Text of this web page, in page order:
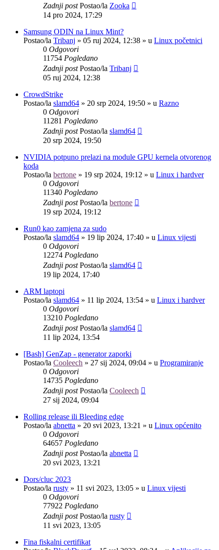
Zadnji postPostao/la Zooka
14 pro 2024, 17:29
Samsung ODIN na Linux Mint?
Postao/la Tribanj » 05 ruj 2024, 12:38 » u Linux početnici
0 Odgovori
11754 Pogledano
Zadnji postPostao/la Tribanj
05 ruj 2024, 12:38
CrowdStrike
Postao/la slamd64 » 20 srp 2024, 19:50 » u Razno
0 Odgovori
11281 Pogledano
Zadnji postPostao/la slamd64
20 srp 2024, 19:50
NVIDIA potpuno prelazi na module GPU kernela otvorenog
koda
Postao/la bertone » 19 srp 2024, 19:12 » u Linux i hardver
0 Odgovori
11340 Pogledano
Zadnji postPostao/la bertone
19 srp 2024, 19:12
Run0 kao zamjena za sudo
Postao/la slamd64 » 19 lip 2024, 17:40 » u Linux vijesti
0 Odgovori
12274 Pogledano
Zadnji postPostao/la slamd64
19 lip 2024, 17:40
ARM laptopi
Postao/la slamd64 » 11 lip 2024, 13:54 » u Linux i hardver
0 Odgovori
13210 Pogledano
Zadnji postPostao/la slamd64
11 lip 2024, 13:54
[Bash] GenZap - generator zaporki
Postao/la Cooleech » 27 sij 2024, 09:04 » u Programiranje
0 Odgovori
14735 Pogledano
Zadnji postPostao/la Cooleech
27 sij 2024, 09:04
Rolling release ili Bleeding edge
Postao/la abnetta » 20 svi 2023, 13:21 » u Linux općenito
0 Odgovori
64657 Pogledano
Zadnji postPostao/la abnetta
20 svi 2023, 13:21
Dors/cluc 2023
Postao/la rusty » 11 svi 2023, 13:05 » u Linux vijesti
0 Odgovori
77922 Pogledano
Zadnji postPostao/la rusty
11 svi 2023, 13:05
Fina fiskalni certifikat